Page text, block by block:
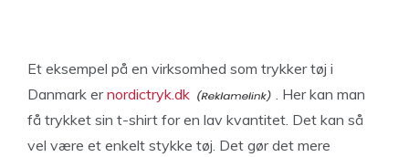
Et eksempel på en virksomhed som trykker tøj i
Danmark ernordictryk.dk
. Her kan man
få trykket sin t-shirt for en lav kvantitet. Det kan så
vel være et enkelt stykke tøj. Det gør det mere